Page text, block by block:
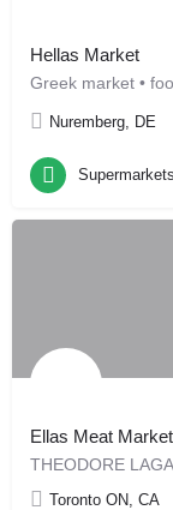
Hellas Market
Greek market •
Nuremberg, DE
Ellas Meat Market
Toronto ON, CA